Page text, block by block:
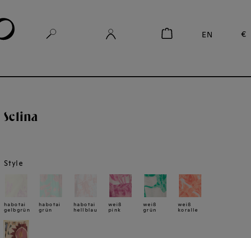
EN €
Selina
Style
habotai
gelbgrün
habotai
grün
habotai
hellblau
weiß
pink
weiß
grün
weiß
koralle